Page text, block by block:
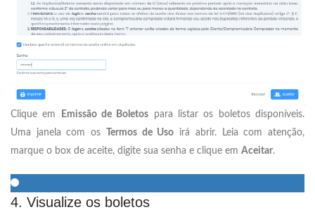
Clique em Emissão de Boletos para listar os boletos disponíveis.
Uma janela com os
Termos de Uso irá abrir. Leia com atenção,
marque o box de aceite, digite sua senha e clique em Aceitar.
4. Visualize os boletos